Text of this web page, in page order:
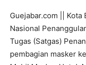
Guejabar.com || Kota
Nasional
Tugas (Satgas)
pembagian masker